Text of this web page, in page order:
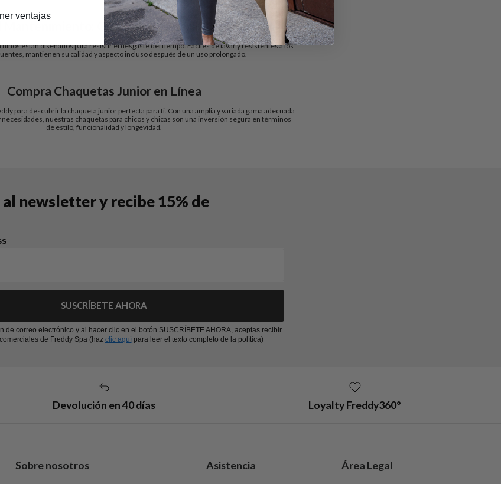
Mantenimiento: Cortavientos para Niños
están diseñados para resistir el desgaste del tiempo. Fáciles de lavar y resistentes a los
mantienen su calidad y aspecto incluso después de un uso prolongado.
Compra Chaquetas Junior en Línea
para descubrir la chaqueta junior perfecta para ti. Con una amplia y variada gama adecuada
necesidades, nuestras chaquetas para chicos y chicas son una inversión segura en términos
de estilo, funcionalidad y longevidad.
newsletter y recibe 15% de
SUSCRÍBETE AHORA
de correo electrónico y al hacer clic en el botón SUSCRÍBETE AHORA, aceptas recibir
de Freddy Spa (haz clic aquípara leer el texto completo de la política)
Devolución en 40 días Loyalty Freddy360°
Sobre nosotros Asistencia Área Legal
ventajas